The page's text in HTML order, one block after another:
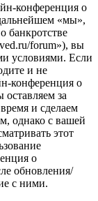
конференция о
«мы»,
банкротстве
forum»), вы
условиями. Если
и не
конференция о
за
и сделаем
однако с вашей
этот
о
обновления/
с ними.